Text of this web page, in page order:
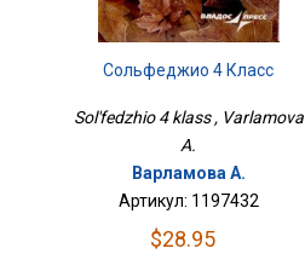
Сольфеджио 4 Класс
Sol'fedzhio 4 klass , Varlamova
A.
Варламова А.
Артикул: 1197432
$28.95